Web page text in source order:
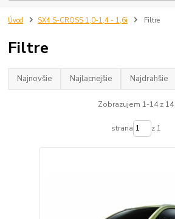
Úvod SX4 S-CROSS 1,0-1,4 - 1,6i Filtre
Filtre
Najnovšie Najlacnejšie Najdrahšie
Zobrazujem 1-14 z 14
strana z 1